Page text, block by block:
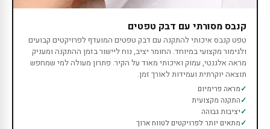
קנבס מסורתי עם דבק טפטים
טפט קנבס איכותי להתקנה עם דבק טפטים המועדף לפרויקטים קבועים
ולגימור מקצועי במיוחד. החומר יציב, נוח ליישור בזמן ההתקנה ומעניק
מראה אלגנטי, עמוק ואיכותי מאוד על הקיר. פתרון מעולה למי שמחפש
תוצאה יוקרתית ועמידות לאורך זמן.
מראה פרימיום
התקנה מקצועית
יציבות גבוהה
מתאים יותר לפרויקטים לטווח ארוך